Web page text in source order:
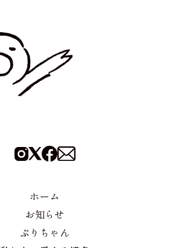
ホーム
お知らせ
ぷりちゃん